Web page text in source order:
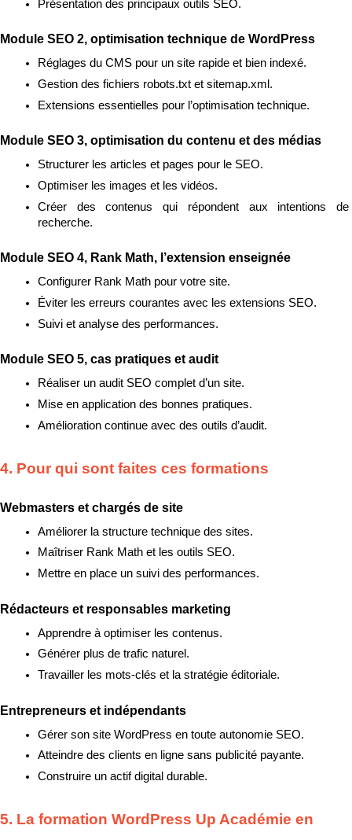
Présentation des principaux outils SEO.
Module SEO 2, optimisation technique de WordPress
Réglages du CMS pour un site rapide et bien indexé.
Gestion des fichiers robots.txt et sitemap.xml.
Extensions essentielles pour l’optimisation technique.
Module SEO 3, optimisation du contenu et des médias
Structurer les articles et pages pour le SEO.
Optimiser les images et les vidéos.
Créer des contenus qui répondent aux intentions de
recherche.
Module SEO 4, Rank Math, l’extension enseignée
Configurer Rank Math pour votre site.
Éviter les erreurs courantes avec les extensions SEO.
Suivi et analyse des performances.
Module SEO 5, cas pratiques et audit
Réaliser un audit SEO complet d’un site.
Mise en application des bonnes pratiques.
Amélioration continue avec des outils d’audit.
4. Pour qui sont faites ces formations
Webmasters et chargés de site
Améliorer la structure technique des sites.
Maîtriser Rank Math et les outils SEO.
Mettre en place un suivi des performances.
Rédacteurs et responsables marketing
Apprendre à optimiser les contenus.
Générer plus de trafic naturel.
Travailler les mots-clés et la stratégie éditoriale.
Entrepreneurs et indépendants
Gérer son site WordPress en toute autonomie SEO.
Atteindre des clients en ligne sans publicité payante.
Construire un actif digital durable.
5. La formation WordPress Up Académie en